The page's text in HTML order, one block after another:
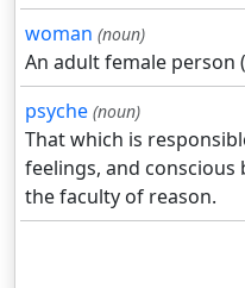
woman (noun)
An adult female person
psyche (noun)
That which is
feelings, and
the faculty of reason.